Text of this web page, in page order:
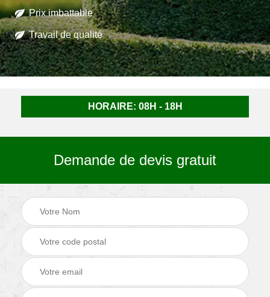
Prix imbattable
Travail de qualité
HORAIRE: 08H - 18H
Demande de devis gratuit